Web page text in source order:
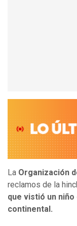
La Organización
reclamos de la
que vistió un
continental.